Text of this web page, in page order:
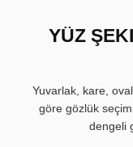
YÜZ
Yuvarlak, kare,
göre gözlük
dengeli